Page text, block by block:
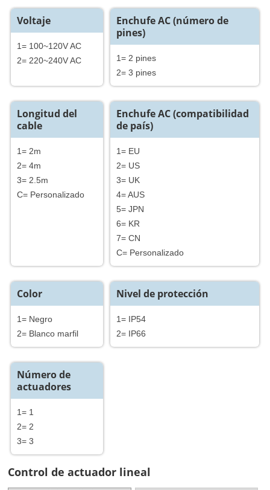
Voltaje
1= 100~120V AC
2= 220~240V AC
Enchufe AC (número de
pines)
1= 2 pines
2= 3 pines
Longitud del
cable
1= 2m
2= 4m
3= 2.5m
C= Personalizado
Enchufe AC (compatibilidad
de país)
1= EU
2= US
3= UK
4= AUS
5= JPN
6= KR
7= CN
C= Personalizado
Color
1= Negro
2= Blanco marfil
Nivel de protección
1= IP54
2= IP66
Número de
actuadores
1= 1
2= 2
3= 3
Control de actuador lineal